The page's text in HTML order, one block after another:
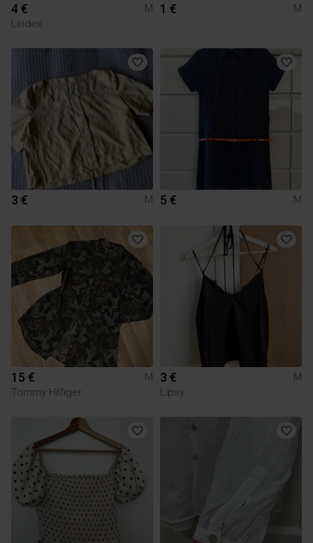
4 €
M
Lindex
1 € M
3 € M 5 € M
15 €
M
Tommy Hilfiger
3 €
M
Lipsy